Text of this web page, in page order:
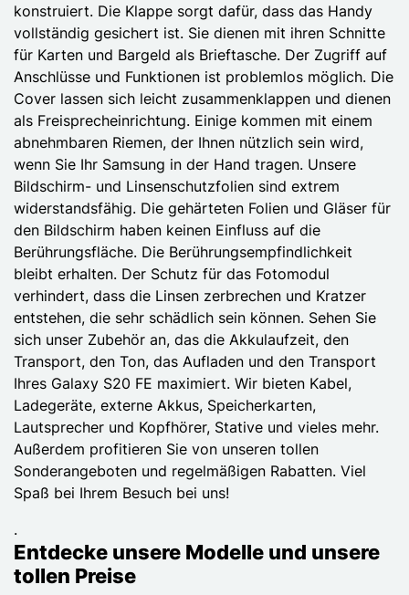
konstruiert. Die Klappe sorgt dafür, dass das Handy
vollständig gesichert ist. Sie dienen mit ihren Schnitte
für Karten und Bargeld als Brieftasche. Der Zugriff auf
Anschlüsse und Funktionen ist problemlos möglich. Die
Cover lassen sich leicht zusammenklappen und dienen
als Freisprecheinrichtung. Einige kommen mit einem
abnehmbaren Riemen, der Ihnen nützlich sein wird,
wenn Sie Ihr Samsung in der Hand tragen. Unsere
Bildschirm- und Linsenschutzfolien sind extrem
widerstandsfähig. Die gehärteten Folien und Gläser für
den Bildschirm haben keinen Einfluss auf die
Berührungsfläche. Die Berührungsempfindlichkeit
bleibt erhalten. Der Schutz für das Fotomodul
verhindert, dass die Linsen zerbrechen und Kratzer
entstehen, die sehr schädlich sein können. Sehen Sie
sich unser Zubehör an, das die Akkulaufzeit, den
Transport, den Ton, das Aufladen und den Transport
Ihres Galaxy S20 FE maximiert. Wir bieten Kabel,
Ladegeräte, externe Akkus, Speicherkarten,
Lautsprecher und Kopfhörer, Stative und vieles mehr.
Außerdem profitieren Sie von unseren tollen
Sonderangeboten und regelmäßigen Rabatten. Viel
Spaß bei Ihrem Besuch bei uns!
.
Entdecke unsere Modelle und unsere
tollen Preise